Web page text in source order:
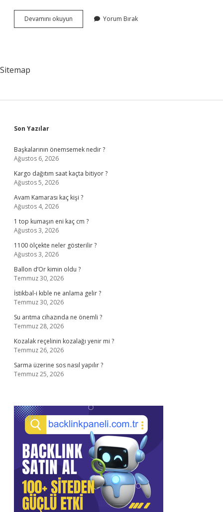
Devamını okuyun
Güneş
Yorum Bırak
Sitemap
Sidebar
Son Yazılar
Başkalarının önemsemek nedir ?
Ağustos 6, 2026
Kargo dağıtım saat kaçta bitiyor ?
Ağustos 5, 2026
Avam Kamarası kaç kişi ?
Ağustos 4, 2026
1 top kumaşın eni kaç cm ?
Ağustos 3, 2026
1100 ölçekte neler gösterilir ?
Ağustos 3, 2026
Ballon d’Or kimin oldu ?
Temmuz 30, 2026
İstikbal-i kıble ne anlama gelir ?
Temmuz 30, 2026
Su arıtma cihazında ne önemli ?
Temmuz 28, 2026
Kozalak reçelinin kozalağı yenir mi ?
Temmuz 26, 2026
Sarma üzerine sos nasıl yapılır ?
Temmuz 25, 2026